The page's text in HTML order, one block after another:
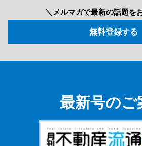
＼メルマガで最新の話題を
最新号のご